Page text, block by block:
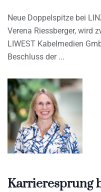
Neue Doppelspitze bei
Verena Riessberger, wird
LIWEST Kabelmedien
Beschluss der
Karrieresprung